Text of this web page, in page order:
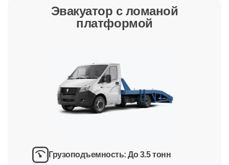
Эвакуатор с ломаной
платформой
Грузоподъемность:До 3.5 тонн